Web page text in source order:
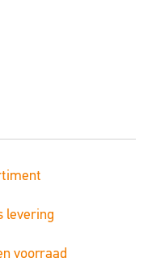
levering
voorraad